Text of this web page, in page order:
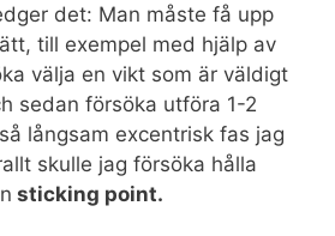
det: Man måste få upp
till exempel med hjälp av
välja en vikt som är väldigt
sedan försöka utföra 1-2
långsam excentrisk fas jag
skulle jag försöka hålla
sticking point.